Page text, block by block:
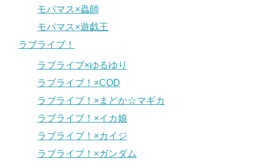
モバマス×蟲師
モバマス×遊戯王
ラブライブ！
ラブライブ×ゆるゆり
ラブライブ！×COD
ラブライブ！×まどか☆マギカ
ラブライブ！×イカ娘
ラブライブ！×カイジ
ラブライブ！×ガンダム